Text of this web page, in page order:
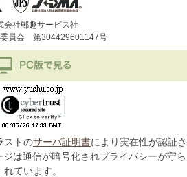
会社郵趣サービス社
委員会 第304429601147号
ストのサーバ証明書により実在性が認証さ
は通信が暗号化されプライバシーが守ら
れています。